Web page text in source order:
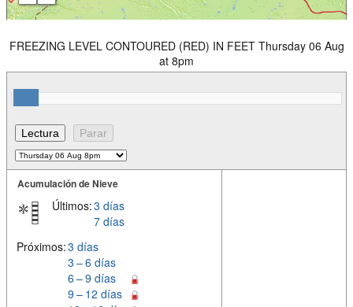
FREEZING LEVEL CONTOURED (RED) IN FEET Thursday 06 Aug
at 8pm
Acumulación de Nieve
Últimos:3 días
7 días
Próximos:3 días
3 – 6 días
6 – 9 días
9 – 12 días